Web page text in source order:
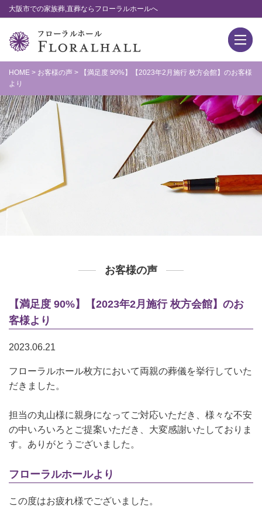
大阪市での家族葬,直葬ならフローラルホールへ
HOME > お客様の声 >
【満足度 90%】【2023年2月施行 枚方会館】のお客様
より
お客様の声
【満足度 90%】【2023年2月施行 枚方会館】のお
客様より
2023.06.21
フローラルホール枚方において両親の葬儀を挙行していた
だきました。
担当の丸山様に親身になってご対応いただき、様々な不安
の中いろいろとご提案いただき、大変感謝いたしておりま
す。ありがとうございました。
フローラルホールより
この度はお疲れ様でございました。